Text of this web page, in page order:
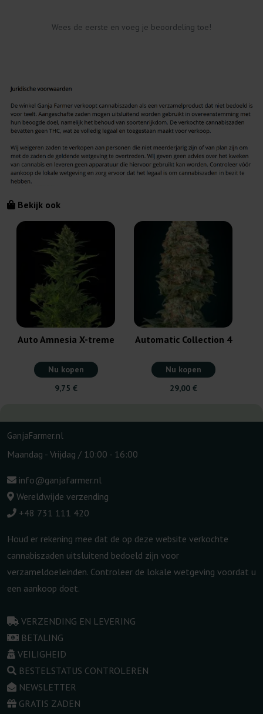
Wees de eerste en voeg je beoordeling toe!
Bekijk ook
Auto Amnesia X-treme
Nu kopen
9,75 €
Automatic Collection 4
Nu kopen
29,00 €
GanjaFarmer.nl
Maandag - Vrijdag / 10:00 - 16:00
info@ganjafarmer.nl
Wereldwijde verzending
+48 731 111 420
Houd er rekening mee dat de op deze website verkochte
cannabiszaden uitsluitend bedoeld zijn voor
verzameldoeleinden. Controleer de lokale wetgeving voordat u
een aankoop doet.
VERZENDING EN LEVERING
BETALING
VEILIGHEID
BESTELSTATUS CONTROLEREN
NEWSLETTER
GRATIS ZADEN